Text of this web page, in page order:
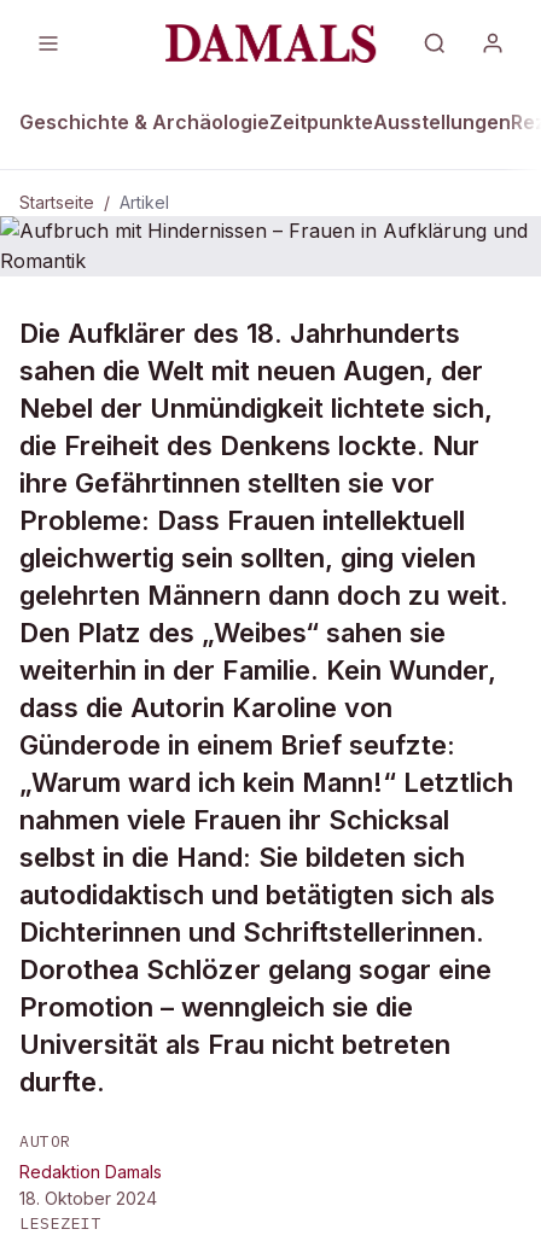
Geschichte & ArchäologieZeitpunkteAusstellungen
Startseite / Artikel
Aufbruch mit Hindernissen – Frauen
in Aufklärung und Romantik
Die Aufklärer des 18. Jahrhunderts
sahen die Welt mit neuen Augen, der
Nebel der Unmündigkeit lichtete sich,
die Freiheit des Denkens lockte. Nur
ihre Gefährtinnen stellten sie vor
Probleme: Dass Frauen intellektuell
gleichwertig sein sollten, ging vielen
gelehrten Männern dann doch zu weit.
Den Platz des „Weibes“ sahen sie
weiterhin in der Familie. Kein Wunder,
dass die Autorin Karoline von
Günderode in einem Brief seufzte:
„Warum ward ich kein Mann!“ Letztlich
nahmen viele Frauen ihr Schicksal
selbst in die Hand: Sie bildeten sich
autodidaktisch und betätigten sich als
Dichterinnen und Schriftstellerinnen.
Dorothea Schlözer gelang sogar eine
Promotion – wenngleich sie die
Universität als Frau nicht betreten
durfte.
AUTOR
Redaktion Damals
18. Oktober 2024
LESEZEIT